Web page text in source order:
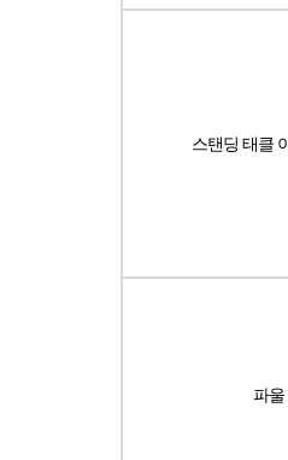
스탠딩 태클
파울